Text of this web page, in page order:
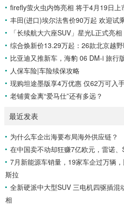
firefly萤火虫内饰亮相 将于4月19日上
丰田(进口)埃尔法售价90万起 欢迎试
「长续航大六座SUV」星光L正式亮
综合焕新价13.29万起：26款北京越
比亚迪又推新车，海豹 06 DM-i 旅行
人保车险|车险续保攻略
现购坦途墨版享4万优惠 仅62万可入
老铺黄金离“爱马仕”还有多远？
最近发表
为什么车企出海要布局海外供应链？
在中国卖不动却狂赚7亿欧元，雷诺
7月新能源车销量，19家车企过万辆
斯拉
全新硬派中大型SUV 三电机四驱插
相